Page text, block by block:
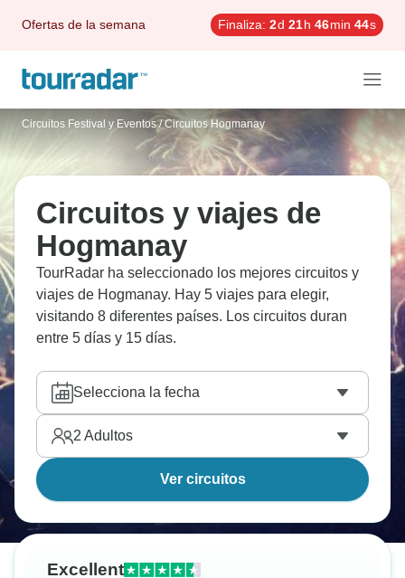
Ofertas de la semana Finaliza: 2d 21h 46min 43s
Circuitos Festival y Eventos / Circuitos Hogmanay
Circuitos y viajes de
Hogmanay
TourRadar ha seleccionado los mejores circuitos y
viajes de Hogmanay. Hay 5 viajes para elegir,
visitando 8 diferentes países. Los circuitos duran
entre 5 días y 15 días.
Selecciona la fecha
2 Adultos
Ver circuitos
Excellent